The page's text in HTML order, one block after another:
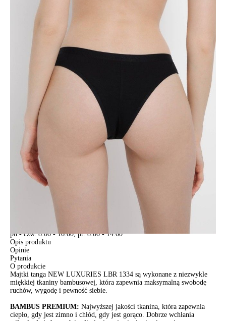
ZDJĘCIA
Rozmiary:
+
DODAJ DO KOSZYKA
Jak złożyć zamówienie
POWIADOM MNIE O DOSTĘPNOŚCI
ПОЛУЧИТЬ ПО EMAIL
darmowa od 99 zł
czas dostawy: 1-2 dni robocze
Paczkomaty InPost 24/7,
czas dostawy: 1-2 dni robocze
Odbiór osobisty w sklepie Conte (Łodz)
pn.- czw. 8:00 - 16:00, pt. 8:00 - 14:00
Opis produktu
Opinie
Pytania
O produkcie
Majtki tanga NEW LUXURIES LBR 1334 są wykonane z niezwykle
miękkiej tkaniny bambusowej, która zapewnia maksymalną swobodę
ruchów, wygodę i pewność siebie.
BAMBUS PREMIUM: Najwyższej jakości tkanina, która zapewnia
ciepło, gdy jest zimno i chłód, gdy jest gorąco. Dobrze wchłania